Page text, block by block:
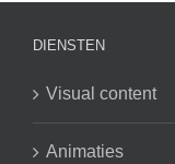
DIENSTEN
Visual content
Animaties